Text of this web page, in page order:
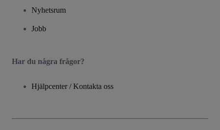
Nyhetsrum
Jobb
Har du några frågor?
Hjälpcenter / Kontakta oss